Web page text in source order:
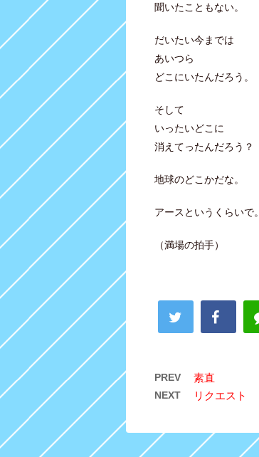
聞いたこともない。
だいたい今までは
あいつら
どこにいたんだろう。
そして
いったいどこに
消えてったんだろう？
地球のどこかだな。
アースというくらいで。
（満場の拍手）
PREV 素直
NEXT リクエスト